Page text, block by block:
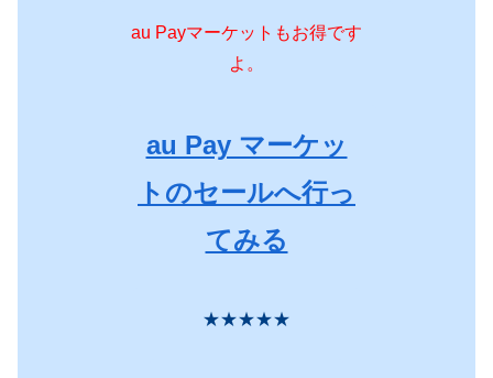
au Payマーケットもお得です
よ。
au Pay マーケッ
トのセールへ行っ
てみる
★★★★★